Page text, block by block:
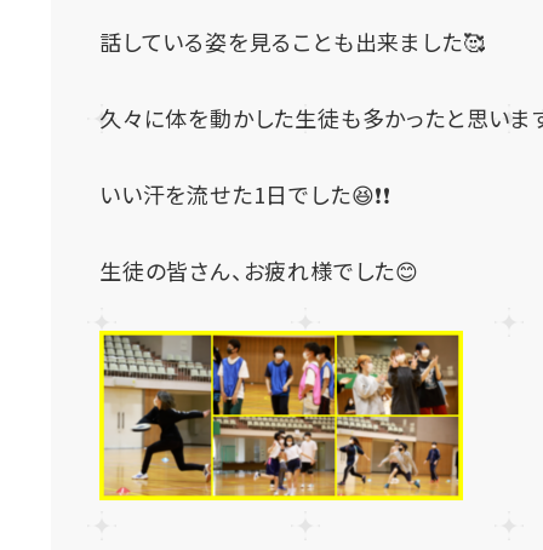
話している姿を見ることも出来ました🥰
久々に体を動かした生徒も多かったと思いま
いい汗を流せた1日でした😆❗❗
生徒の皆さん、お疲れ様でした😊